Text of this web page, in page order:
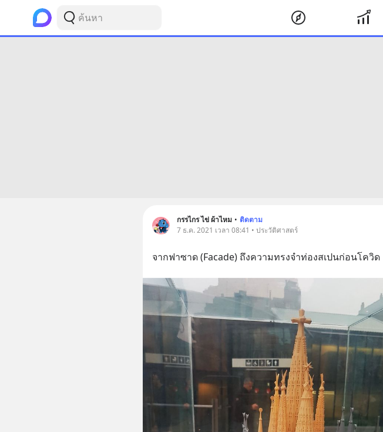
กรรไกร ไข่ ผ้าไหม • ติดตาม
7 ธ.ค. 2021 เวลา 08:41 • ประวัติศาสตร์
จากฟาซาด (Facade) ถึงความทรงจำท่องสเปนก่อนโควิด